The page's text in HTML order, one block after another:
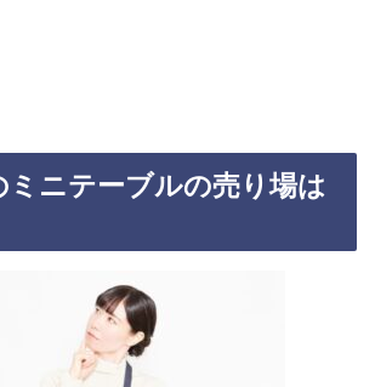
ミニテーブルの売り場は